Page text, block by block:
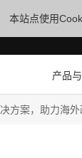
本站点使用
产品
方案，助力海